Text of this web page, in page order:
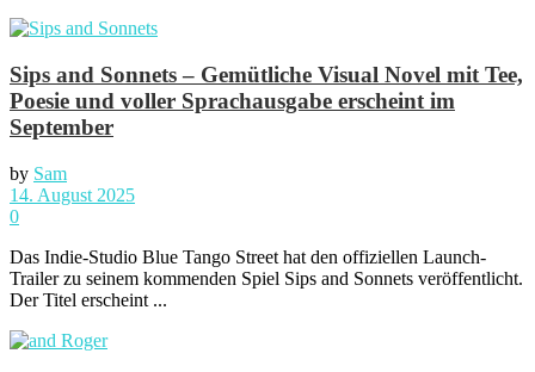
Sips and Sonnets – Gemütliche Visual Novel mit Tee,
Poesie und voller Sprachausgabe erscheint im
September
by Sam
14. August 2025
0
Das Indie-Studio Blue Tango Street hat den offiziellen Launch-
Trailer zu seinem kommenden Spiel Sips and Sonnets veröffentlicht.
Der Titel erscheint ...